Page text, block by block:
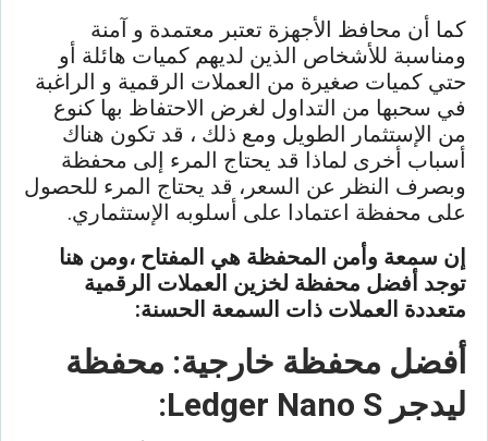
كما أن محافظ الأجهزة تعتبر معتمدة و آمنة
ومناسبة للأشخاص الذين لديهم كميات هائلة أو
حتي كميات صغيرة من العملات الرقمية و الراغبة
في سحبها من التداول لغرض الاحتفاظ بها كنوع
من الإستثمار الطويل ومع ذلك ، قد تكون هناك
أسباب أخرى لماذا قد يحتاج المرء إلى محفظة
وبصرف النظر عن السعر، قد يحتاج المرء للحصول
على محفظة اعتمادا على أسلوبه الإستثماري.
إن سمعة وأمن المحفظة هي المفتاح ،ومن هنا
توجد أفضل محفظة لخزين العملات الرقمية
متعددة العملات ذات السمعة الحسنة:
أفضل محفظة خارجية: محفظة
ليدجر Ledger Nano S: